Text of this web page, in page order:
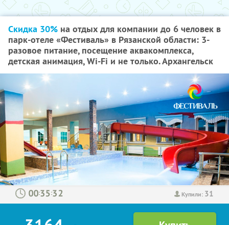
Скидка 30% на отдых для компании до 6 человек в
парк-отеле «Фестиваль» в Рязанской области: 3-
разовое питание, посещение аквакомплекса,
детская анимация, Wi-Fi и не только. Архангельск
Купили: 31
: :